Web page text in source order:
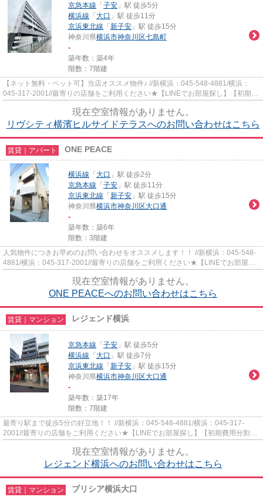
京急本線 「 子安 」駅 徒歩5分
横浜線 「 大口 」駅 徒歩11分
京浜東北線 「 新子安 」駅 徒歩15分
神奈川県横浜市神奈川区七島町
-
築年数：築4年
階数：7階建
【ネット無料・ペット可】当店オススメ物件♪ //新横浜：045-548-4881/横浜：
045-317-2001//最寄りの店舗をご利用ください★【LINEでお部屋探し】【初期費
現在空室情報がありません。
リヴシティ横濱ヒルサイドテラスへのお問い合わせはこちら
賃貸｜アパート ONE PEACE
横浜線 「 大口 」駅 徒歩2分
京急本線 「 子安 」駅 徒歩11分
京浜東北線 「 新子安 」駅 徒歩15分
神奈川県横浜市神奈川区大口通
-
築年数：築6年
階数：3階建
人気物件につきお早めのお問い合わせをオススメします！！ //新横浜：045-548-
4881/横浜：045-317-2001//最寄りの店舗をご利用ください★【LINEでお部屋探
現在空室情報がありません。
ONE PEACEへのお問い合わせはこちら
賃貸｜マンション レジェンド横浜
京急本線 「 子安 」駅 徒歩5分
横浜線 「 大口 」駅 徒歩7分
京浜東北線 「 新子安 」駅 徒歩15分
神奈川県横浜市神奈川区大口通
-
築年数：築17年
階数：7階建
最寄り駅まで徒歩5分の好立地！！ //新横浜：045-548-4881/横浜：045-317-
2001//最寄りの店舗をご利用ください★【LINEでお部屋探し】【初期費用分割払
現在空室情報がありません。
レジェンド横浜へのお問い合わせはこちら
賃貸｜マンション ブリシア横浜大口